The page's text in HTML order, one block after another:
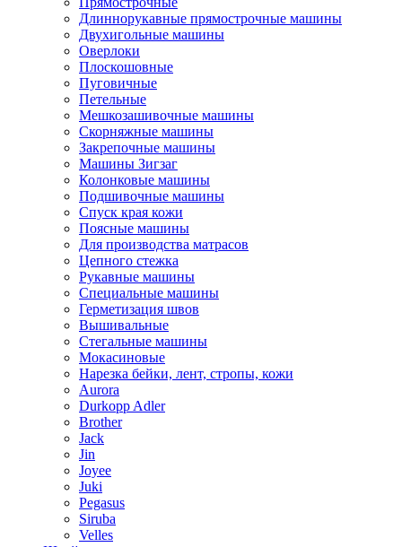
Длиннорукавные прямострочные машины
Двухигольные машины
Оверлоки
Плоскошовные
Пуговичные
Петельные
Мешкозашивочные машины
Скорняжные машины
Закрепочные машины
Машины Зигзаг
Колонковые машины
Подшивочные машины
Спуск края кожи
Поясные машины
Для производства матрасов
Цепного стежка
Рукавные машины
Специальные машины
Герметизация швов
Вышивальные
Стегальные машины
Мокасиновые
Нарезка бейки, лент, стропы, кожи
Aurora
Durkopp Adler
Brother
Jack
Jin
Joyee
Juki
Pegasus
Siruba
Velles